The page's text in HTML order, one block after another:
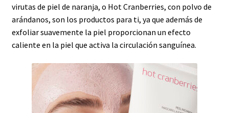
virutas de piel de naranja, o Hot Cranberries, con polvo de
arándanos, son los productos para ti, ya que además de
exfoliar suavemente la piel proporcionan un efecto
caliente en la piel que activa la circulación sanguínea.